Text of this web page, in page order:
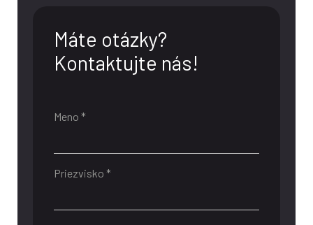
Máte otázky?
Kontaktujte nás!
Meno *
Priezvisko *